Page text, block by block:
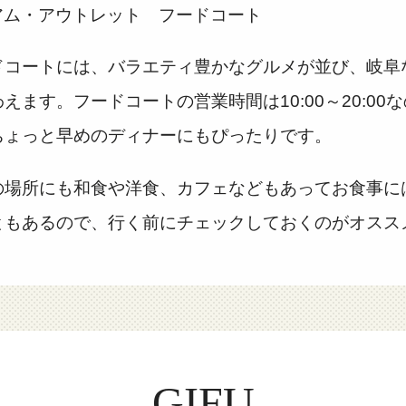
ートには、バラエティ豊かなグルメが並び、岐
ます。フードコートの営業時間は10:00～20:00
っと早めのディナーにもぴったりです。
所にも和食や洋食、カフェなどもあってお食事
あるので、行く前にチェックしておくのがオスス